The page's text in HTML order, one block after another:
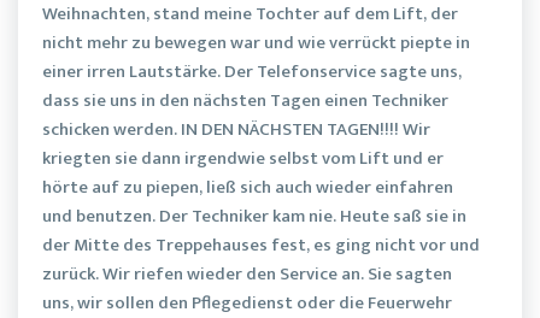
Weihnachten, stand meine Tochter auf dem Lift, der
nicht mehr zu bewegen war und wie verrückt piepte in
einer irren Lautstärke. Der Telefonservice sagte uns,
dass sie uns in den nächsten Tagen einen Techniker
schicken werden. IN DEN NÄCHSTEN TAGEN!!!! Wir
kriegten sie dann irgendwie selbst vom Lift und er
hörte auf zu piepen, ließ sich auch wieder einfahren
und benutzen. Der Techniker kam nie. Heute saß sie in
der Mitte des Treppehauses fest, es ging nicht vor und
zurück. Wir riefen wieder den Service an. Sie sagten
uns, wir sollen den Pflegedienst oder die Feuerwehr